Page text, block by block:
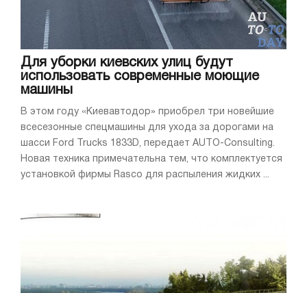
Для уборки киевских улиц будут
использовать современные моющие
машины
В этом году «Киевавтодор» приобрел три новейшие
всесезонные спецмашины для ухода за дорогами на
шасси Ford Trucks 1833D, передает AUTO-Consulting.
Новая техника примечательна тем, что комплектуется
установкой фирмы Rasco для распыления жидких ...